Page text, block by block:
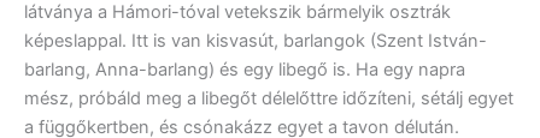
látványa a Hámori-tóval vetekszik bármelyik osztrák
képeslappal. Itt is van kisvasút, barlangok (Szent István-
barlang, Anna-barlang) és egy libegő is. Ha egy napra
mész, próbáld meg a libegőt délelőttre időzíteni, sétálj egyet
a függőkertben, és csónakázz egyet a tavon délután.